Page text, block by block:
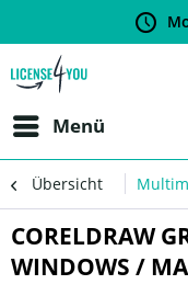
Menü
Übersicht
CORELDRAW
WINDOWS /